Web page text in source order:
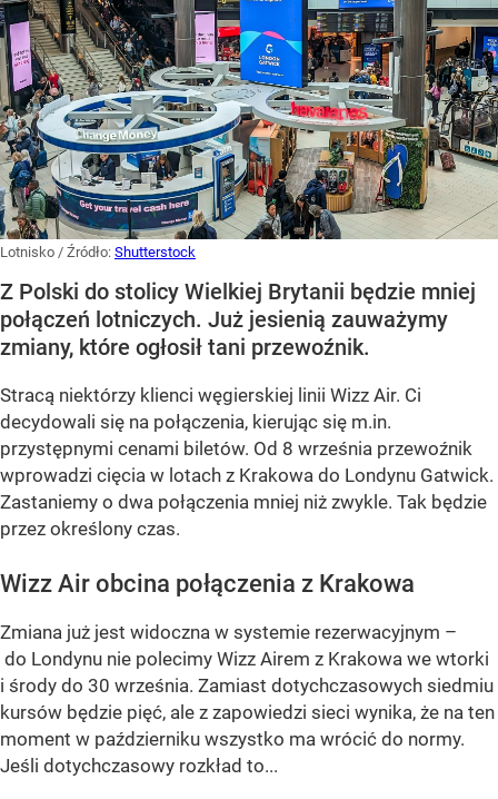
Lotnisko / Źródło: Shutterstock
Z Polski do stolicy Wielkiej Brytanii będzie mniej
połączeń lotniczych. Już jesienią zauważymy
zmiany, które ogłosił tani przewoźnik.
Stracą niektórzy klienci węgierskiej linii Wizz Air. Ci
decydowali się na połączenia, kierując się m.in.
przystępnymi cenami biletów. Od 8 września przewoźnik
wprowadzi cięcia w lotach z Krakowa do Londynu Gatwick.
Zastaniemy o dwa połączenia mniej niż zwykle. Tak będzie
przez określony czas.
Wizz Air obcina połączenia z Krakowa
Zmiana już jest widoczna w systemie rezerwacyjnym –
do Londynu nie polecimy Wizz Airem z Krakowa we wtorki
i środy do 30 września. Zamiast dotychczasowych siedmiu
kursów będzie pięć, ale z zapowiedzi sieci wynika, że na ten
moment w październiku wszystko ma wrócić do normy.
Jeśli dotychczasowy rozkład to...